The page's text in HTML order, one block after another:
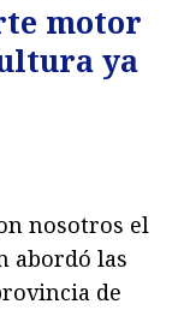
motor
ya
nosotros el
abordó las
de